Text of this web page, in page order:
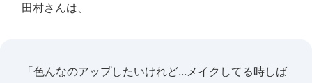
田村さんは、
「色んなのアップしたいけれど...メイクしてる時しば